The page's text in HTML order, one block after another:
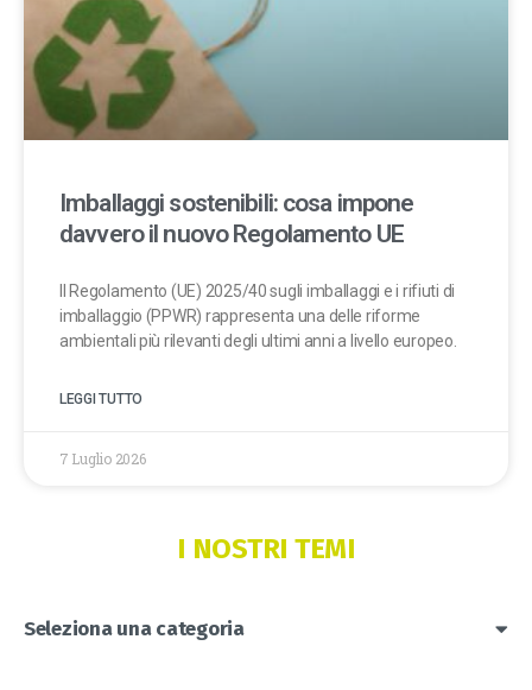
Imballaggi sostenibili: cosa impone
davvero il nuovo Regolamento UE
Il Regolamento (UE) 2025/40 sugli imballaggi e i rifiuti di
imballaggio (PPWR) rappresenta una delle riforme
ambientali più rilevanti degli ultimi anni a livello europeo.
LEGGI TUTTO
7 Luglio 2026
I NOSTRI TEMI
Seleziona una categoria